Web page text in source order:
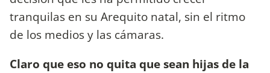
tranquilas en su Arequito natal, sin el ritmo
de los medios y las cámaras.
Claro que eso no quita que sean hijas de la